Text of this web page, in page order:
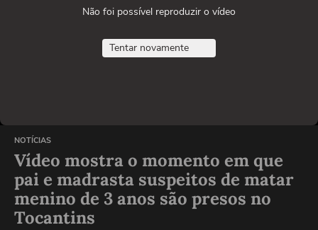
Não foi possível reproduzir o vídeo
Tentar novamente
NOTÍCIAS
Vídeo mostra o momento em que
pai e madrasta suspeitos de matar
menino de 3 anos são presos no
Tocantins